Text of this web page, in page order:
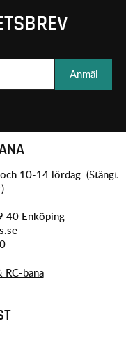
Anmäl
10-14 lördag. (Stängt
40 Enköping
bana